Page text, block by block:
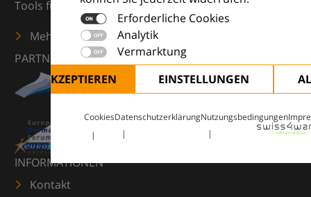
Erforderliche Cookies
Analytik
Vermarktung
ALLE AKZEPTIEREN
EINSTELLUNGEN
CookiesDatenschutzerklärungNutzungsbedingungen
Tools für den klinischen Alltag.
Mehr erfahren
PARTNER
INFORMATIONEN
Kontakt